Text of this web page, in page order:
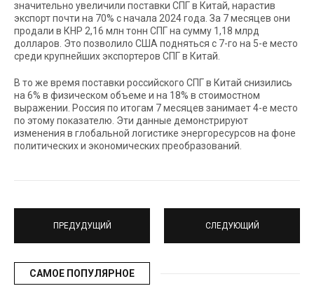
значительно увеличили поставки СПГ в Китай, нарастив
экспорт почти на 70% с начала 2024 года. За 7 месяцев они
продали в КНР 2,16 млн тонн СПГ на сумму 1,18 млрд
долларов. Это позволило США подняться с 7-го на 5-е место
среди крупнейших экспортеров СПГ в Китай.
В то же время поставки российского СПГ в Китай снизились
на 6% в физическом объеме и на 18% в стоимостном
выражении. Россия по итогам 7 месяцев занимает 4-е место
по этому показателю. Эти данные демонстрируют
изменения в глобальной логистике энергоресурсов на фоне
политических и экономических преобразований.
ПРЕДУДУЩИЙ СЛЕДУЮЩИЙ
САМОЕ ПОПУЛЯРНОЕ